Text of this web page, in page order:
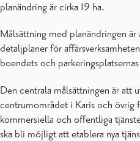
planändring är cirka 19 ha.
Målsättning med planändringen
detaljplaner för
boendets och
Den centrala målsättningen är att
centrumområdet i Karis och övrig
kommersiella och offentliga
ska bli möjligt att etablera nya